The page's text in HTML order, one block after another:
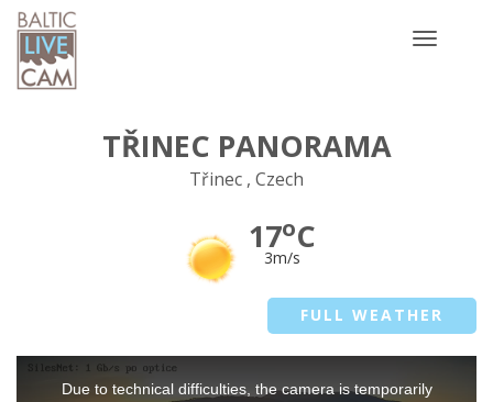
Toggle
TŘINEC PANORAMA
Třinec , Czech
17oC
3m/s
FULL WEATHER
Due to technical difficulties, the camera is temporarily